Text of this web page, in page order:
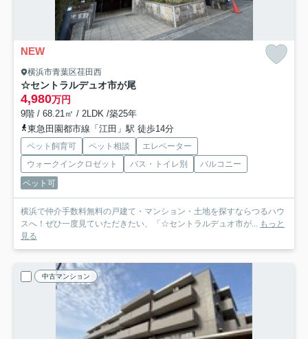
NEW
横浜市青葉区荏田西
☆セントラルデュオ市が尾
4,980万円
9階 / 68.21㎡ / 2LDK /築25年
東急田園都市線「江田」駅 徒歩14分
ペット飼育可 ペット相談
エレベーター
ウォークインクロゼット
バス・トイレ別
バルコニー
ペット可
横浜で仲介手数料無料の戸建て・マンション・土地を探すならつるハウ
スへ！ぜひ一度見ていただきたい、「☆セントラルデュオ市が... もっと
見る
中古マンション